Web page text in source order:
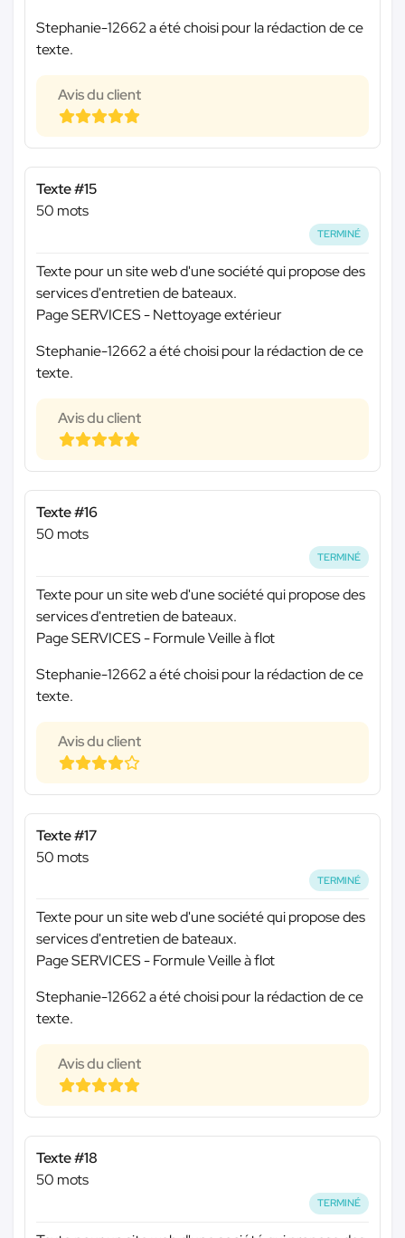
Stephanie-12662 a été choisi pour la rédaction de ce
texte.
Avis du client
Texte #15
50 mots
TERMINÉ
Texte pour un site web d'une société qui propose des
services d'entretien de bateaux.
Page SERVICES - Nettoyage extérieur
Stephanie-12662 a été choisi pour la rédaction de ce
texte.
Avis du client
Texte #16
50 mots
TERMINÉ
Texte pour un site web d'une société qui propose des
services d'entretien de bateaux.
Page SERVICES - Formule Veille à flot
Stephanie-12662 a été choisi pour la rédaction de ce
texte.
Avis du client
Texte #17
50 mots
TERMINÉ
Texte pour un site web d'une société qui propose des
services d'entretien de bateaux.
Page SERVICES - Formule Veille à flot
Stephanie-12662 a été choisi pour la rédaction de ce
texte.
Avis du client
Texte #18
50 mots
TERMINÉ